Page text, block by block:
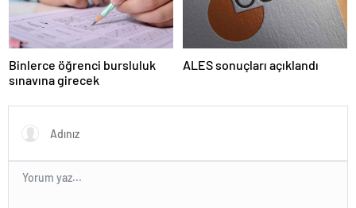
Binlerce öğrenci bursluluk
sınavına girecek
ALES sonuçları açıklandı